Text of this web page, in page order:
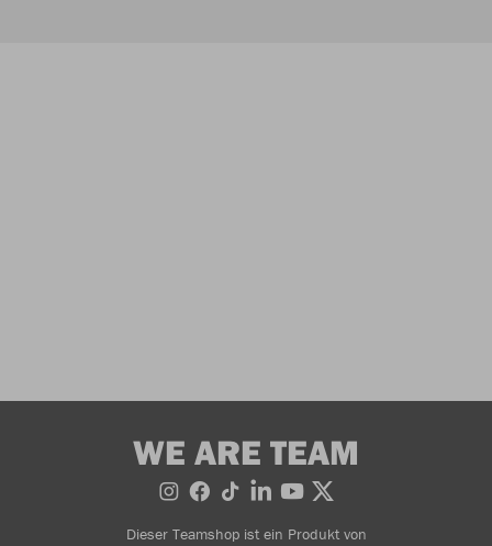
WE ARE TEAM
Dieser Teamshop ist ein Produkt von